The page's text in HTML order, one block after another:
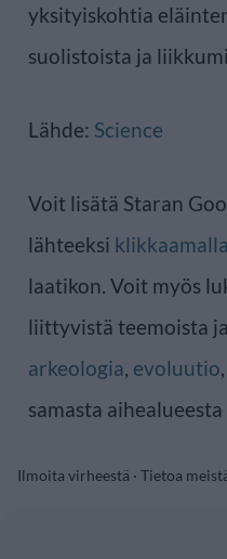
yksityiskohtia
suolistoista ja
Lähde: Science
Voit lisätä Staran
lähteeksi
laatikon. Voit myös
liittyvistä teemoista
arkeologia, evoluutio,
samasta aihealueesta
Ilmoita virheestä · Tietoa